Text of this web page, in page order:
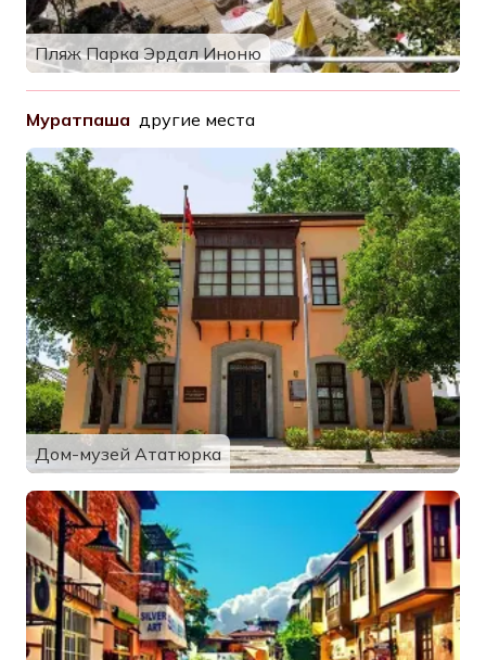
Пляж Парка Эрдал Иноню
Муратпаша другие места
Дом-музей Ататюрка